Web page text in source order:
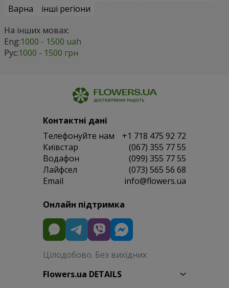
Варна
інші регіони
На інших мовах:
Eng:1000 - 1500 uah
Рус:1000 - 1500 грн
Контактні дані
Телефонуйте нам
+1 718 475 92 72
Київстар
(067) 355 77 55
Водафон
(099) 355 77 55
Лайфсел
(073) 565 56 68
Email
info@flowers.ua
Онлайн підтримка
Цілодобово. Без вихідних
Flowers.ua DETAILS